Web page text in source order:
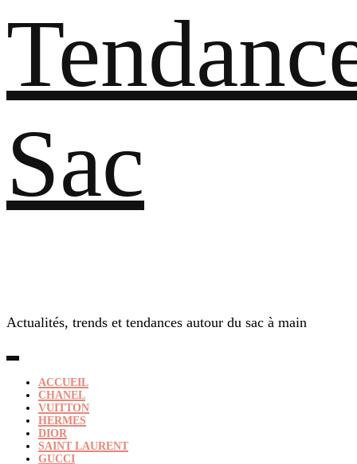
Sac
Actualités, trends et tendances autour du sac à main
ACCUEIL
CHANEL
VUITTON
HERMES
DIOR
SAINT LAURENT
GUCCI